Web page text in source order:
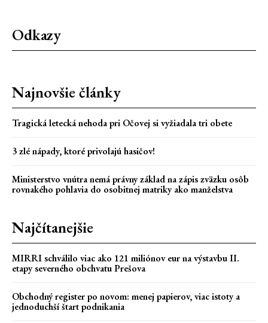
Odkazy
Najnovšie články
Tragická letecká nehoda pri Očovej si vyžiadala tri obete
3 zlé nápady, ktoré privolajú hasičov!
Ministerstvo vnútra nemá právny základ na zápis zväzku osôb
rovnakého pohlavia do osobitnej matriky ako manželstva
Najčítanejšie
MIRRI schválilo viac ako 121 miliónov eur na výstavbu II.
etapy severného obchvatu Prešova
Obchodný register po novom: menej papierov, viac istoty a
jednoduchší štart podnikania